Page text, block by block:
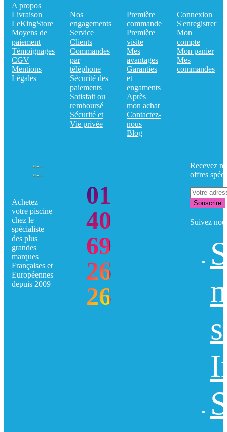
A propos
Livraison
LeKingStore
Moyens de
paiement
Témoignages
CGV
Mentions
Légales
Nos
engagements
Service
Clients
Commandes
par
téléphone
Sécurité des
paiements
Satisfait ou
remboursé
Sécurité et
Vie privée
Première
commande
Première
visite
Mes
avantages
Garanties
et
engaments
Après
mon achat
Contactez-
nous
Blog
Connexion
S'enregistrer
Mon
compte
Mon panier
Mes
commandes
Achetez
votre piscine
chez le
spécialiste
des plus
grandes
marques
Françaises et
Européennes
depuis 2009
01
40
69
26
26
Recevez
offres
Souscrire
Suivez